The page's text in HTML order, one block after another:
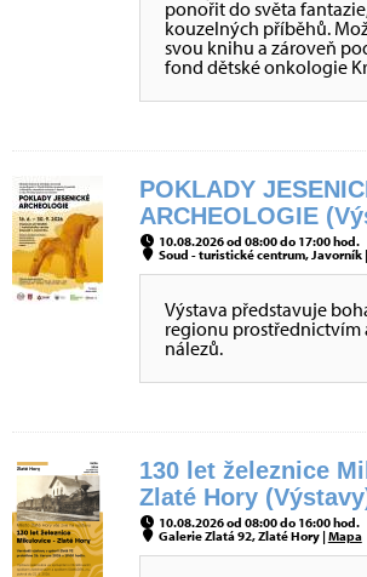
ponořit do světa
kouzelných příběhů.
svou knihu a zároveň
fond dětské onkologie
POKLADY
ARCHEOLOGIE
10.08.2026 od 08:00 do 17:00 hod.
Soud - turistické centrum, Javorník |
Výstava představuje
regionu prostřednictvím
nálezů.
130 let železnice
Zlaté Hory
10.08.2026 od 08:00 do 16:00 hod.
Galerie Zlatá 92, Zlaté Hory |Mapa